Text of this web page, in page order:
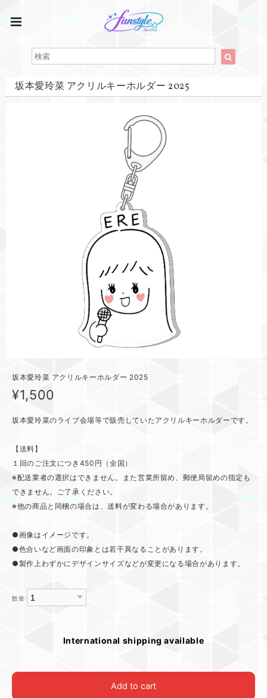
坂本愛玲菜 アクリルキーホルダー 2025
坂本愛玲菜 アクリルキーホルダー 2025
¥1,500
坂本愛玲菜のライブ会場等で販売していたアクリルキーホルダーです。
【送料】
１回のご注文につき450円（全国）
※配送業者の選択はできません。また営業所留め、郵便局留めの指定も
できません。ご了承ください。
※他の商品と同梱の場合は、送料が変わる場合があります。
●画像はイメージです。
●色合いなど画面の印象とは若干異なることがあります。
●製作上わずかにデザインサイズなどが変更になる場合があります。
数量
International shipping available
Add to cart